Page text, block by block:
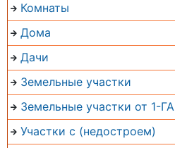
Комнаты
Дома
Дачи
Земельные участки
Земельные участки от 1-ГА
Участки с (недостроем)